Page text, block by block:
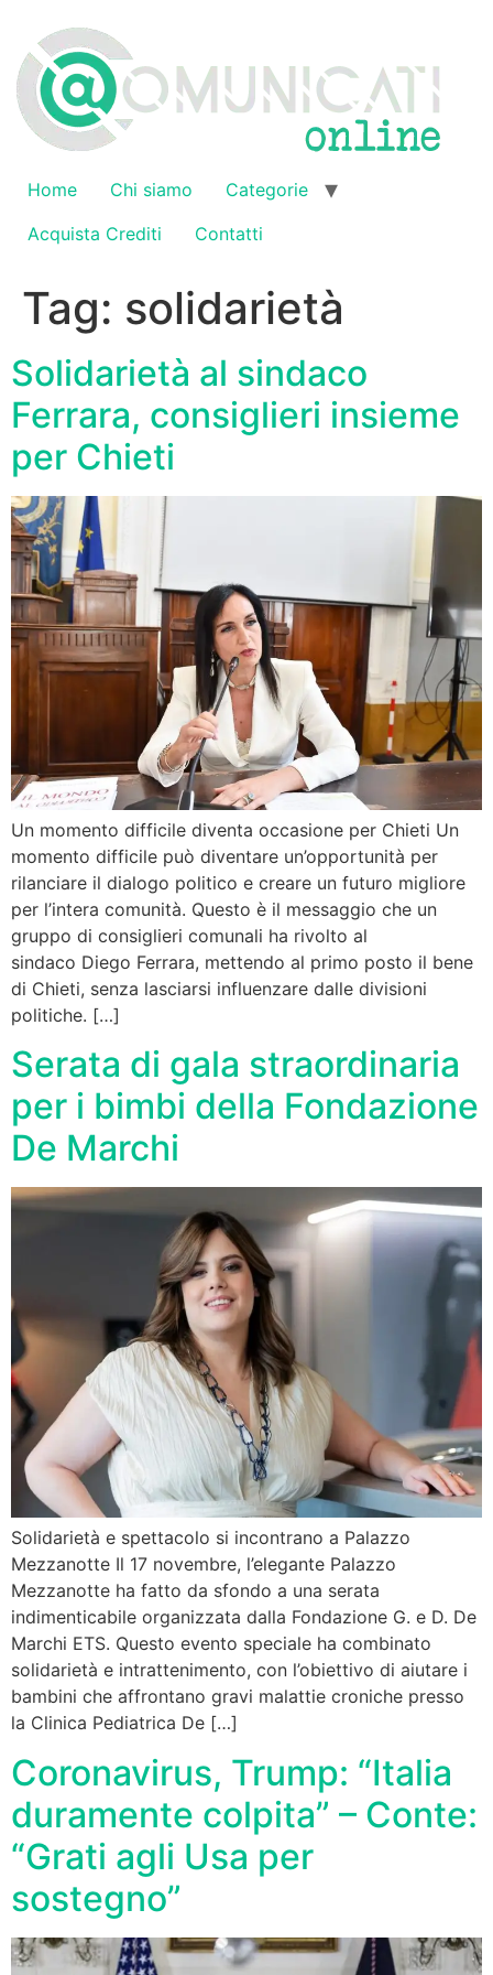
contenuto
Home Chi siamo
Categorie
Acquista Crediti
Contatti
Tag: solidarietà
Solidarietà al sindaco
Ferrara, consiglieri insieme
per Chieti
Un momento difficile diventa occasione per Chieti Un
momento difficile può diventare un’opportunità per
rilanciare il dialogo politico e creare un futuro migliore
per l’intera comunità. Questo è il messaggio che un
gruppo di consiglieri comunali ha rivolto al
sindaco Diego Ferrara, mettendo al primo posto il bene
di Chieti, senza lasciarsi influenzare dalle divisioni
politiche. […]
Serata di gala straordinaria
per i bimbi della Fondazione
De Marchi
Solidarietà e spettacolo si incontrano a Palazzo
Mezzanotte Il 17 novembre, l’elegante Palazzo
Mezzanotte ha fatto da sfondo a una serata
indimenticabile organizzata dalla Fondazione G. e D. De
Marchi ETS. Questo evento speciale ha combinato
solidarietà e intrattenimento, con l’obiettivo di aiutare i
bambini che affrontano gravi malattie croniche presso
la Clinica Pediatrica De […]
Coronavirus, Trump: “Italia
duramente colpita” – Conte:
“Grati agli Usa per
sostegno”